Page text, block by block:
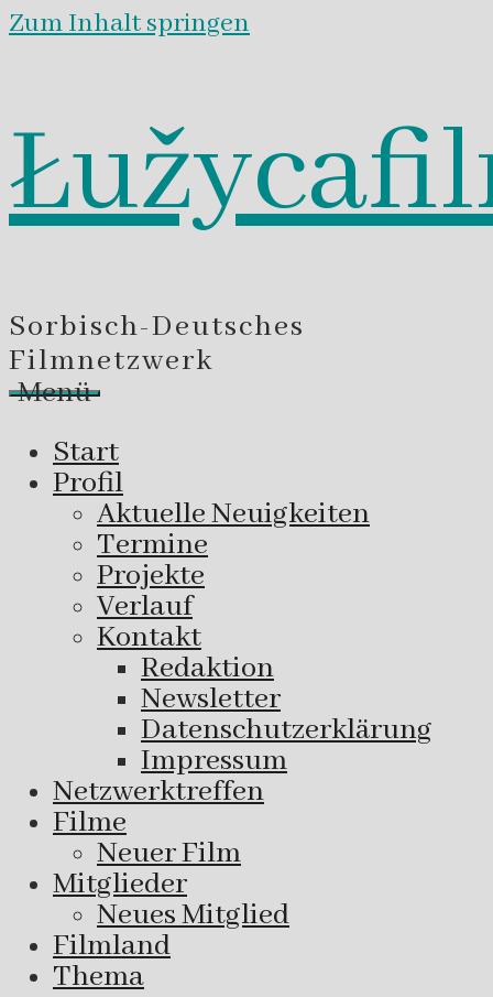
Zum Inhalt springen
Sorbisch-Deutsches
Filmnetzwerk
Menü
Start
Profil
Aktuelle Neuigkeiten
Termine
Projekte
Verlauf
Kontakt
Redaktion
Newsletter
Datenschutzerklärung
Impressum
Netzwerktreffen
Filme
Neuer Film
Mitglieder
Neues Mitglied
Filmland
Thema